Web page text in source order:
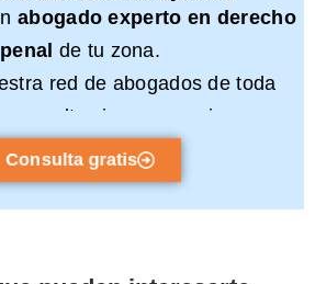
abogado experto en derecho
penal de tu zona.
red de abogados de toda
consulta sin compromiso.
Consulta gratis